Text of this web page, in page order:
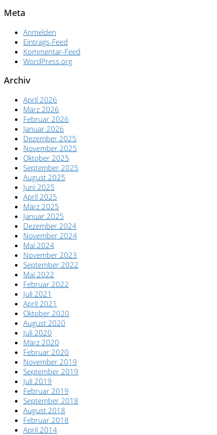
Meta
Anmelden
Eintrags-Feed
Kommentar-Feed
WordPress.org
Archiv
April 2026
März 2026
Februar 2026
Januar 2026
Dezember 2025
November 2025
Oktober 2025
September 2025
August 2025
Juni 2025
April 2025
März 2025
Januar 2025
Dezember 2024
November 2024
Mai 2024
November 2023
September 2022
Mai 2022
Februar 2022
Juli 2021
April 2021
Oktober 2020
August 2020
Juli 2020
März 2020
Februar 2020
November 2019
September 2019
Juli 2019
Februar 2019
September 2018
August 2018
Februar 2018
April 2014